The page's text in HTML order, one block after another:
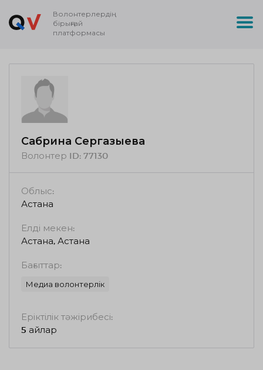
Волонтерлердің
бірыңғай
платформасы
Сабрина Сергазыева
Волонтер ID: 77130
Облыс:
Астана
Елді мекен:
Астана, Астана
Бағыттар:
Медиа волонтерлік
Еріктілік тәжірибесі:
5 айлар